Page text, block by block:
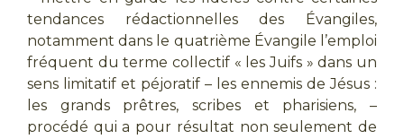
tendances rédactionnelles des Évangiles,
notamment dans le quatrième Évangile l’emploi
fréquent du terme collectif « les Juifs » dans un
sens limitatif et péjoratif – les ennemis de Jésus :
les grands prêtres, scribes et pharisiens, –
procédé qui a pour résultat non seulement de